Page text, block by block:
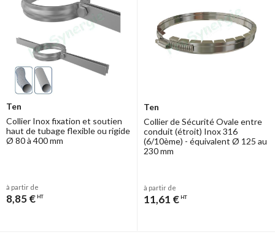
Ten
Collier Inox fixation et soutien
haut de tubage flexible ou rigide
Ø 80 à 400 mm
à partir de
8,85 € HT
Ten
Collier de Sécurité Ovale entre
conduit (étroit) Inox 316
(6/10ème) - équivalent Ø 125 au
230 mm
à partir de
11,61 € HT